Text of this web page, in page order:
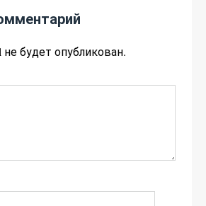
будет опубликован.